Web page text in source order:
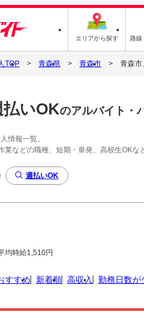
エリアから探す 路線
TOP 青森県 青森市 青森市
払いOKのアルバイト・
情報一覧。
業などの職種、短期・単発、高校生OKな
週払いOK
均時給1,510円
すすめ 新着順 高収入 勤務日数が